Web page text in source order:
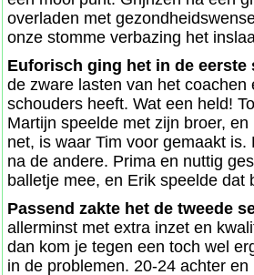
overladen met
onze stomme verbazing het
Euforisch ging het in de eerste
de zware lasten van het
schouders heeft. Wat een held!
Martijn speelde met zijn broer,
net, is waar Tim voor gemaakt
na de andere. Prima en nuttig
balletje mee, en Erik speelde
Passend zakte het de tweede
allerminst met extra inzet en
dan kom je tegen een toch wel
in de problemen. 20-24 achter